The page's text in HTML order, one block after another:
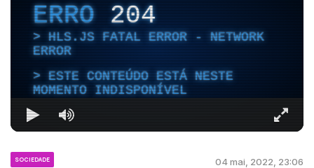
ERRO204
HLS.JS FATAL ERROR - NETWORK
ERROR
ESTE CONTEÚDO ESTÁ NESTE
MOMENTO INDISPONÍVEL
SOCIEDADE 04 mai, 2022, 23:06